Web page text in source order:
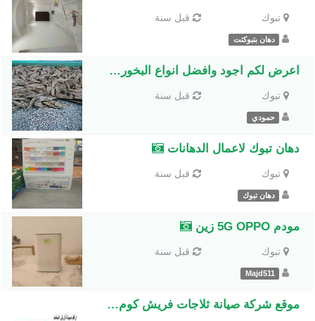
تبوك قبل سنة
دهان بتبوكتت
اعرض لكم اجود وافضل انواع البخور ( تبوك)
تبوك قبل سنة
حمودي
دهان تبوك لاعمال الدهانات
تبوك قبل سنة
دهان تبوك
مودم 5G OPPO زين
تبوك قبل سنة
Majd511
موقع شركة صيانة ثلاجات فريش كوم حماده 01129347771